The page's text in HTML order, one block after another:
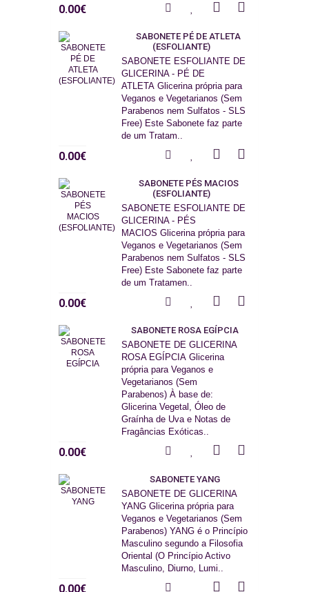
0.00€
SABONETE PÉ DE ATLETA
(ESFOLIANTE)
SABONETE ESFOLIANTE DE
GLICERINA - PÉ DE
ATLETA Glicerina própria para
Veganos e Vegetarianos (Sem
Parabenos nem Sulfatos - SLS
Free) Este Sabonete faz parte
de um Tratam..
0.00€
SABONETE PÉS MACIOS
(ESFOLIANTE)
SABONETE ESFOLIANTE DE
GLICERINA - PÉS
MACIOS Glicerina própria para
Veganos e Vegetarianos (Sem
Parabenos nem Sulfatos - SLS
Free) Este Sabonete faz parte
de um Tratamen..
0.00€
SABONETE ROSA EGÍPCIA
SABONETE DE GLICERINA
ROSA EGÍPCIA Glicerina
própria para Veganos e
Vegetarianos (Sem
Parabenos) À base de:
Glicerina Vegetal, Óleo de
Graínha de Uva e Notas de
Fragâncias Exóticas..
0.00€
SABONETE YANG
SABONETE DE GLICERINA
YANG Glicerina própria para
Veganos e Vegetarianos (Sem
Parabenos) YANG é o Princípio
Masculino segundo a Filosofia
Oriental (O Princípio Activo
Masculino, Diurno, Lumi..
0.00€